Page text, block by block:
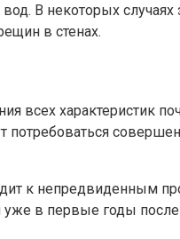
В некоторых
в стенах.
всех характеристик
потребоваться
к непредвиденным
в первые годы после